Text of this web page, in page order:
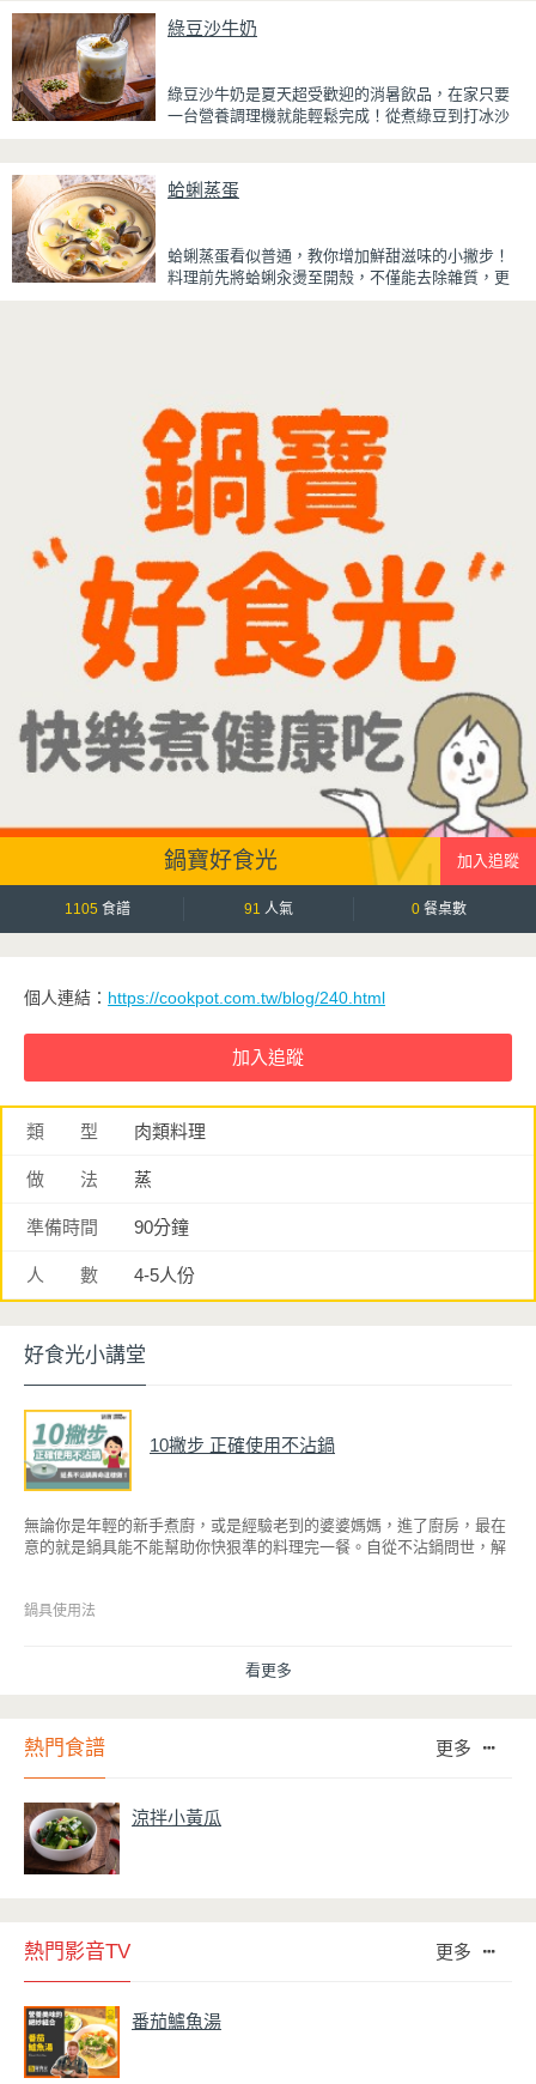
蒸好的瓜仔肉鮮嫩多汁，絞肉吸飽脆瓜醬汁的甘甜
滿濃濃古早味，帶便當、配稀飯、配白飯都好吃，
讓人忍不住多扒好幾口飯，是一道簡單又美味的經
綠豆沙牛奶
綠豆沙牛奶是夏天超受歡迎的消暑飲品，在家只要
一台營養調理機就能輕鬆完成！從煮綠豆到打冰沙
先把綠豆煮到綿密鬆軟，再攪打成綠豆沙，最後跟
炎夏日一定要喝一杯！
蛤蜊蒸蛋
蛤蜊蒸蛋看似普通，教你增加鮮甜滋味的小撇步！
料理前先將蛤蜊汆燙至開殼，不僅能去除雜質，更
提香，簡單調味就能襯托食材原味，是一道全家人
都會愛的家常料理。
鍋寶好食光
1105 食譜 91 人氣 0 餐桌數
個人連結： https://cookpot.com.tw/blog/240.html
類 型 肉類料理
做 法 蒸
準備時間 90分鐘
人 數 4-5人份
好食光小講堂
10撇步 正確使用不沾鍋
無論你是年輕的新手煮廚，或是經驗老到的婆婆媽媽，進了廚房，最在
意的就是鍋具能不能幫助你快狠準的料理完一餐。自從不沾鍋問世，解
因此金鑽不沾系列的鍋具，更年年穩居銷售排行榜的前幾名。然而如何
鍋具使用法
看更多
熱門食譜 更多
涼拌小黃瓜
熱門影音TV 更多
番茄鱸魚湯